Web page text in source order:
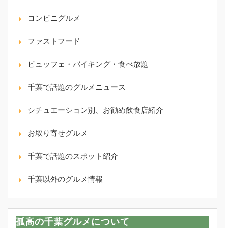
コンビニグルメ
ファストフード
ビュッフェ・バイキング・食べ放題
千葉で話題のグルメニュース
シチュエーション別、お勧め飲食店紹介
お取り寄せグルメ
千葉で話題のスポット紹介
千葉以外のグルメ情報
孤高の千葉グルメについて